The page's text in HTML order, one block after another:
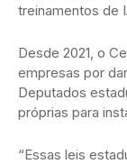
treinamentos de
Desde 2021, o
empresas por
Deputados
próprias para
“Essas leis